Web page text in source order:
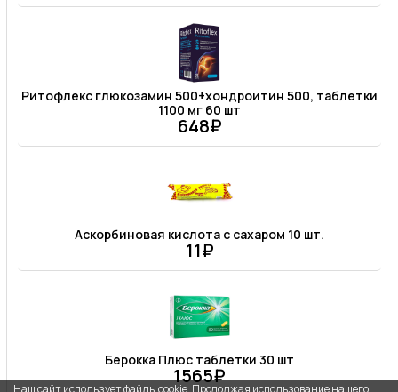
Ритофлекс глюкозамин 500+хондроитин 500, таблетки
1100 мг 60 шт
648₽
Аскорбиновая кислота с сахаром 10 шт.
11₽
Берокка Плюс таблетки 30 шт
1565₽
Наш сайт использует файлы cookie. Продолжая использование нашего